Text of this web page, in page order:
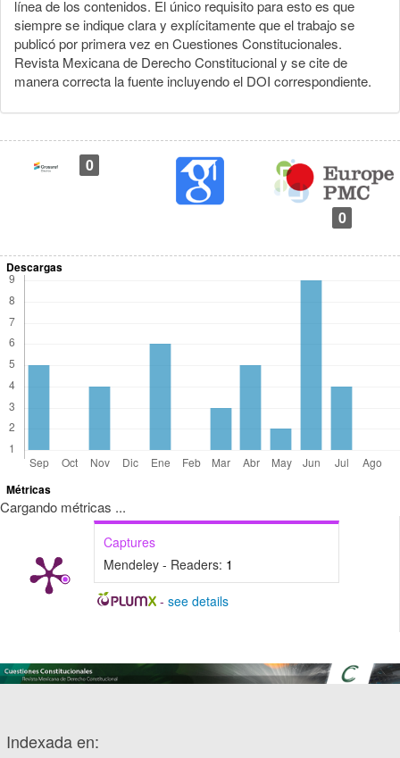
línea de los contenidos. El único requisito para esto es que
siempre se indique clara y explícitamente que el trabajo se
publicó por primera vez en Cuestiones Constitucionales.
Revista Mexicana de Derecho Constitucional y se cite de
manera correcta la fuente incluyendo el DOI correspondiente.
0
0
Descargas
Métricas
Cargando métricas ...
Captures
Mendeley - Readers: 1
- see details
Indexada en: